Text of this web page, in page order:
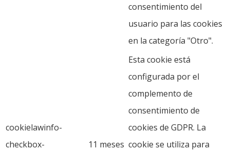
consentimiento del
usuario para las cookies
en la categoría "Otro".
cookielawinfo-
checkbox-
11 meses
Esta cookie está
configurada por el
complemento de
consentimiento de
cookies de GDPR. La
cookie se utiliza para